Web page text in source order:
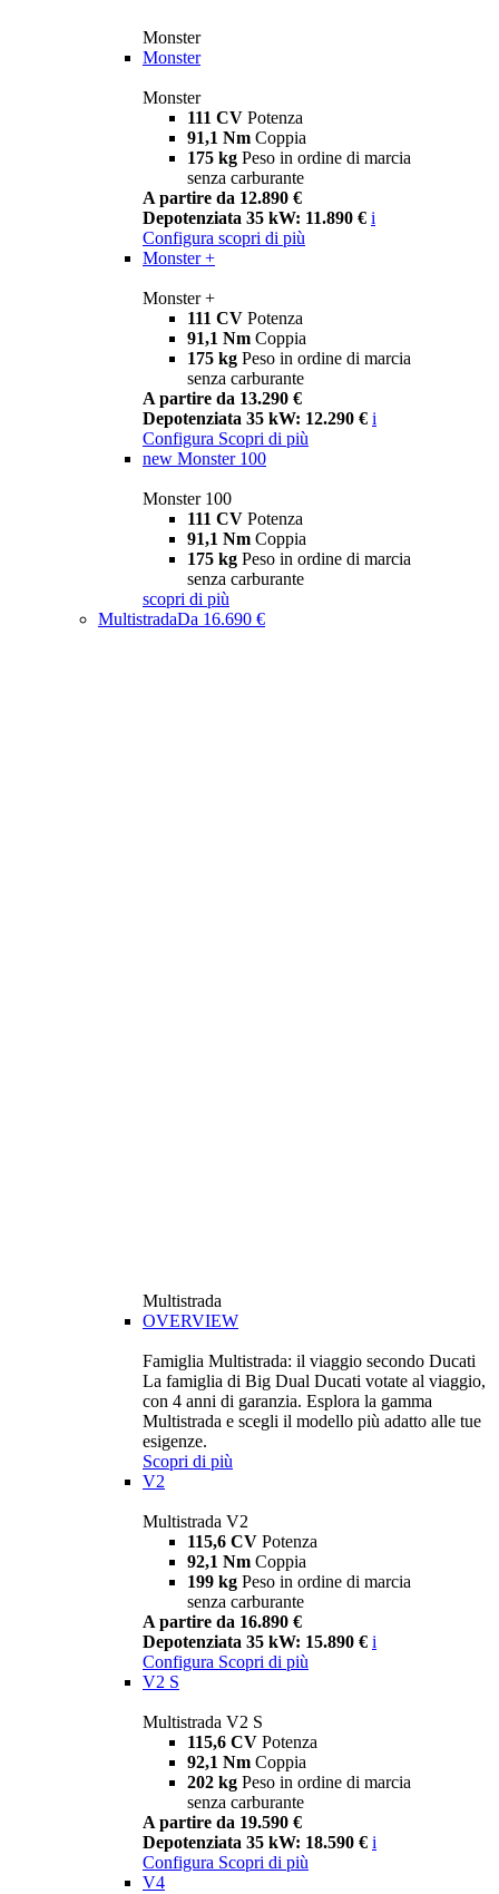
Monster
Monster
Monster
111 CV Potenza
91,1 Nm Coppia
175 kg Peso in ordine di marcia
senza carburante
A partire da 12.890 €
Depotenziata 35 kW: 11.890 € i
Configura scopri di più
Monster +
Monster +
111 CV Potenza
91,1 Nm Coppia
175 kg Peso in ordine di marcia
senza carburante
A partire da 13.290 €
Depotenziata 35 kW: 12.290 € i
Configura Scopri di più
new Monster 100
Monster 100
111 CV Potenza
91,1 Nm Coppia
175 kg Peso in ordine di marcia
senza carburante
scopri di più
MultistradaDa 16.690 €
Multistrada
OVERVIEW
Famiglia Multistrada: il viaggio secondo Ducati
La famiglia di Big Dual Ducati votate al viaggio,
con 4 anni di garanzia. Esplora la gamma
Multistrada e scegli il modello più adatto alle tue
esigenze.
Scopri di più
V2
Multistrada V2
115,6 CV Potenza
92,1 Nm Coppia
199 kg Peso in ordine di marcia
senza carburante
A partire da 16.890 €
Depotenziata 35 kW: 15.890 € i
Configura Scopri di più
V2 S
Multistrada V2 S
115,6 CV Potenza
92,1 Nm Coppia
202 kg Peso in ordine di marcia
senza carburante
A partire da 19.590 €
Depotenziata 35 kW: 18.590 € i
Configura Scopri di più
V4